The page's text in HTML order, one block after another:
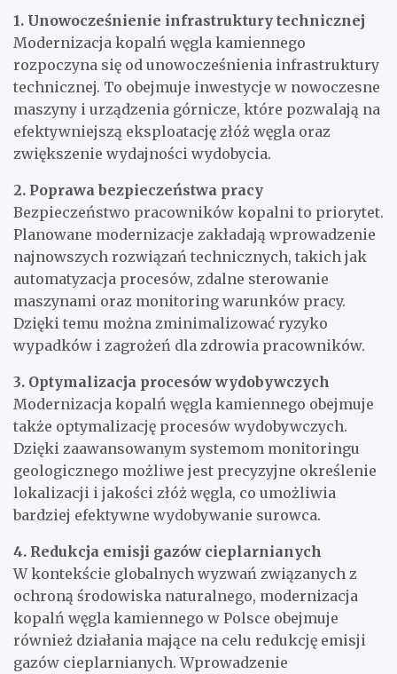
1. Unowocześnienie infrastruktury technicznej
Modernizacja kopalń węgla kamiennego
rozpoczyna się od unowocześnienia infrastruktury
technicznej. To obejmuje inwestycje w nowoczesne
maszyny i urządzenia górnicze, które pozwalają na
efektywniejszą eksploatację złóż węgla oraz
zwiększenie wydajności wydobycia.
2. Poprawa bezpieczeństwa pracy
Bezpieczeństwo pracowników kopalni to priorytet.
Planowane modernizacje zakładają wprowadzenie
najnowszych rozwiązań technicznych, takich jak
automatyzacja procesów, zdalne sterowanie
maszynami oraz monitoring warunków pracy.
Dzięki temu można zminimalizować ryzyko
wypadków i zagrożeń dla zdrowia pracowników.
3. Optymalizacja procesów wydobywczych
Modernizacja kopalń węgla kamiennego obejmuje
także optymalizację procesów wydobywczych.
Dzięki zaawansowanym systemom monitoringu
geologicznego możliwe jest precyzyjne określenie
lokalizacji i jakości złóż węgla, co umożliwia
bardziej efektywne wydobywanie surowca.
4. Redukcja emisji gazów cieplarnianych
W kontekście globalnych wyzwań związanych z
ochroną środowiska naturalnego, modernizacja
kopalń węgla kamiennego w Polsce obejmuje
również działania mające na celu redukcję emisji
gazów cieplarnianych. Wprowadzenie